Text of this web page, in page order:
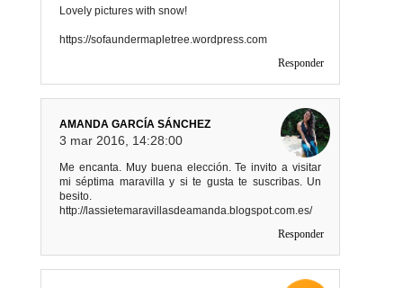
Lovely pictures with snow!
https://sofaundermapletree.wordpress.com
Responder
AMANDA GARCÍA SÁNCHEZ
3 mar 2016, 14:28:00
Me encanta. Muy buena elección. Te invito a visitar
mi séptima maravilla y si te gusta te suscribas. Un
besito.
http://lassietemaravillasdeamanda.blogspot.com.es/
Responder